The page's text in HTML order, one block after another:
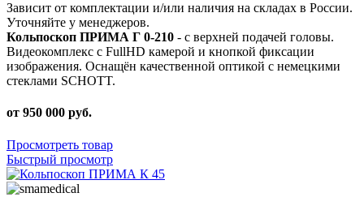
Зависит от комплектации и/или наличия на складах в России.
Уточняйте у менеджеров.
Кольпоскоп ПРИМА Г 0-210 - с верхней подачей головы.
Видеокомплекс с FullHD камерой и кнопкой фиксации
изображения. Оснащён качественной оптикой с немецкими
стеклами SCHOTT.
от 950 000 руб.
Просмотреть товар
Быстрый просмотр